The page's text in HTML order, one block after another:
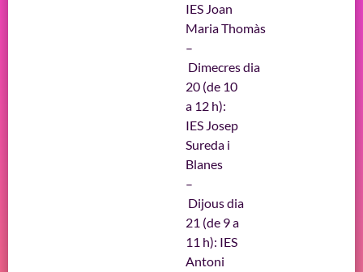
IES Joan
Maria Thomàs
–
Dimecres dia
20 (de 10
a 12 h):
IES Josep
Sureda i
Blanes
–
Dijous dia
21 (de 9 a
11 h): IES
Antoni